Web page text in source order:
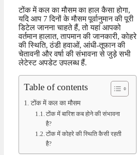
टोंक में कल का मौसम का हाल कैसा होगा,
यदि आप 7 दिनों के मौसम पूर्वानुमान की पूरी
डिटेल जानना चाहते हैं, तो यहां आपको
वर्तमान हालात, तापमान की जानकारी, कोहरे
की स्थिति, ठंडी हवाओं, आंधी-तूफान की
चेतावनी और वर्षा की संभावना से जुड़े सभी
लेटेस्ट अपडेट उपलब्ध हैं.
Table of contents
टोंक में कल का मौसम
टोंक में बारिश कब होने की संभावना
है?
टोंक में कोहरे की स्थिति कैसी रहती
है?